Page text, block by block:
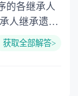
分配遗产
获取全部解答>